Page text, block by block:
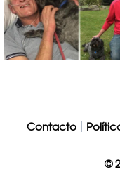
Contacto
©